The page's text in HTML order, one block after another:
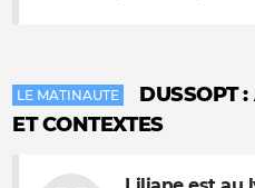
LE MATINAUTE
DUSSOPT :
ET CONTEXTES